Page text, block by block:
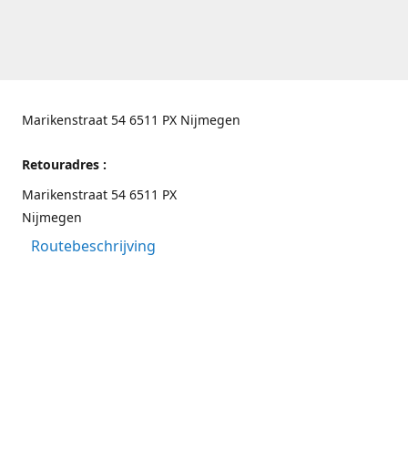
Marikenstraat 54 6511 PX Nijmegen
Retouradres :
Marikenstraat 54 6511 PX
Nijmegen
Routebeschrijving